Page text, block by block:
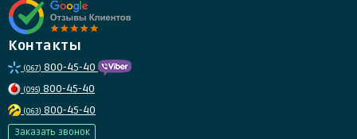
Контакты
(067) 800-45-40
(095) 800-45-40
(063) 800-45-40
Заказать звонок